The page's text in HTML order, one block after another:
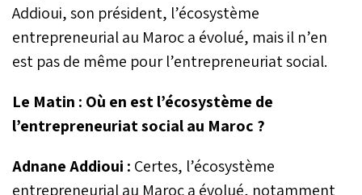
Addioui, son président, l’écosystème
entrepreneurial au Maroc a évolué, mais il n’en
est pas de même pour l’entrepreneuriat social.
Le Matin : Où en est l’écosystème de
l’entrepreneuriat social au Maroc ?
Adnane Addioui : Certes, l’écosystème
entrepreneurial au Maroc a évolué, notamment